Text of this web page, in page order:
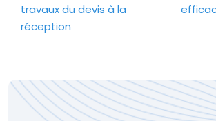
travaux du devis à la
réception